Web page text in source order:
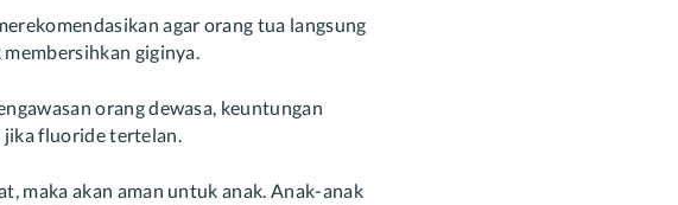
agar orang tua langsung
giginya.
orang dewasa, keuntungan
jika fluoride tertelan.
maka akan aman untuk anak. Anak-anak